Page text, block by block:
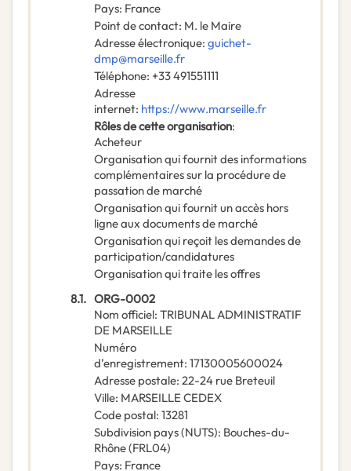
Pays: France
Point de contact: M. le Maire
Adresse électronique: guichet-
dmp@marseille.fr
Téléphone: +33 491551111
Adresse
internet: https://www.marseille.fr
Rôles de cette organisation:
Acheteur
Organisation qui fournit des informations
complémentaires sur la procédure de
passation de marché
Organisation qui fournit un accès hors
ligne aux documents de marché
Organisation qui reçoit les demandes de
participation/candidatures
Organisation qui traite les offres
8.1. ORG-0002
Nom officiel: TRIBUNAL ADMINISTRATIF
DE MARSEILLE
Numéro
d’enregistrement: 17130005600024
Adresse postale: 22-24 rue Breteuil
Ville: MARSEILLE CEDEX
Code postal: 13281
Subdivision pays (NUTS): Bouches-du-
Rhône(FRL04)
Pays: France